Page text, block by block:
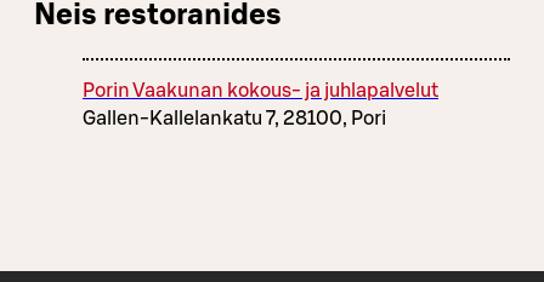
Neis restoranides
Porin Vaakunan kokous- ja juhlapalvelut
Gallen-Kallelankatu 7, 28100, Pori